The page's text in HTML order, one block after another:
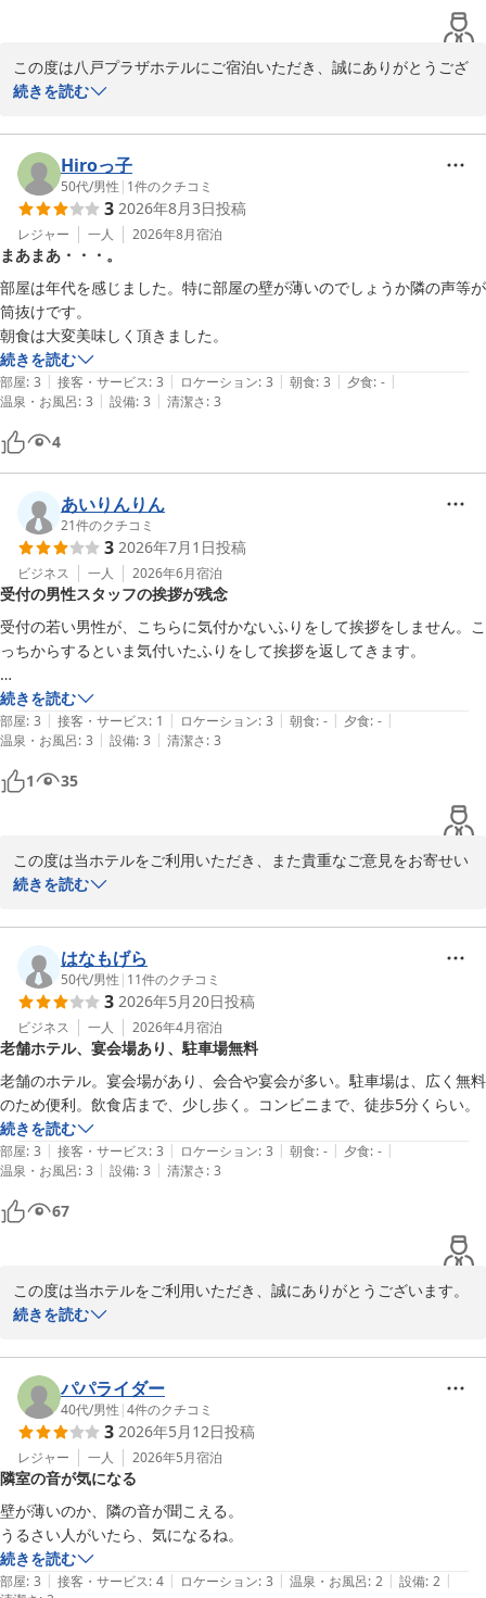
この度は八戸プラザホテルにご宿泊いただき、誠にありがとうござ
います。
ご家族でのご利用とのこと、お部屋の広さや清潔感にご満足いただ
けたようで大変嬉しく存じます。
畳の感触なども含め、快適にお過ごしいただけた様子が伺え、安堵
いたしました。
また、スタッフの接客につきまして温かいお言葉をいただき、重ね
て御礼申し上げます。
一方で、客室のトイレの動作に関しまして、ご不便をおかけし申し
訳ございませんでした。
ご指摘いただいた点は早急に確認を行い、整備・点検の徹底に努め
てまいります。
また八戸へお越しの際は、ぜひ当ホテルをご利用ください。
お客様のまたのお越しをスタッフ一同心よりお待ちしております。
ありがとうございました。
八戸プラザホテル　フロント
八戸プラザホテル
続きを読む
Hiroっ子
50代/男性 | 1件のクチコミ
3 2026年8月3日投稿
レジャー 一人 2026年8月宿泊
まあまあ・・・。
部屋は年代を感じました。特に部屋の壁が薄いのでしょうか隣の声等が
筒抜けです。
朝食は大変美味しく頂きました。
続きを読む
部屋: 3 | 接客・サービス: 3 | ロケーション: 3 | 朝食: 3 | 夕食: - |
温泉・お風呂: 3 | 設備: 3 | 清潔さ: 3
4
あいりんりん
21件のクチコミ
3 2026年7月1日投稿
ビジネス 一人 2026年6月宿泊
受付の男性スタッフの挨拶が残念
受付の若い男性が、こちらに気付かないふりをして挨拶をしません。こ
っちからするといま気付いたふりをして挨拶を返してきます。
朝から気分悪かったです。
続きを読む
部屋: 3 | 接客・サービス: 1 | ロケーション: 3 | 朝食: - | 夕食: - |
温泉・お風呂: 3 | 設備: 3 | 清潔さ: 3
1 35
この度は当ホテルをご利用いただき、また貴重なご意見をお寄せい
ただき誠にありがとうございます。
スタッフの挨拶につきまして、ご不快な思いをおかけしましたこ
と、心よりお詫び申し上げます。
本来であれば、お客様がお越しになられた際には、気持ちの良い挨
拶と笑顔でお迎えすることが私どもの基本でございます。しかしな
がら、そのように感じさせてしまう対応となりましたことを深く反
省しております。
今回いただいたご指摘を真摯に受け止め、該当スタッフをはじめフ
ロントスタッフ全員で接客姿勢を見直し、お客様に安心して気持ち
よくご利用いただけるおもてなしを徹底してまいります。
貴重なお時間を割いてご投稿いただき、誠にありがとうございまし
た。今後はサービスの改善に努め、よりご満足いただけるホテルを
ありがとうございました。
八戸プラザホテル　フロント
八戸プラザホテル
2026-07-13
続きを読む
はなもげら
50代/男性 | 11件のクチコミ
3 2026年5月20日投稿
ビジネス 一人 2026年4月宿泊
老舗ホテル、宴会場あり、駐車場無料
老舗のホテル。宴会場があり、会合や宴会が多い。駐車場は、広く無料
のため便利。飲食店まで、少し歩く。コンビニまで、徒歩5分くらい。
続きを読む
部屋: 3 | 接客・サービス: 3 | ロケーション: 3 | 朝食: - | 夕食: - |
温泉・お風呂: 3 | 設備: 3 | 清潔さ: 3
67
この度は当ホテルをご利用いただき、誠にありがとうございます。
また、立地につきましてもご感想をお寄せいただきありがとうござ
います。
これからも快適にお過ごしいただけるホテルを目指してまいりま
す。
またのお越しを心よりお待ちしております。
ご投稿ありがとうございました。
八戸プラザホテル　フロント
続きを読む
パパライダー
40代/男性 |4件のクチコミ
3 2026年5月12日投稿
レジャー 一人 2026年5月宿泊
隣室の音が気になる
壁が薄いのか、隣の音が聞こえる。
うるさい人がいたら、気になるね。
続きを読む
部屋: 3 | 接客・サービス: 4 | ロケーション: 3 | 温泉・お風呂: 2 | 設備: 2 |